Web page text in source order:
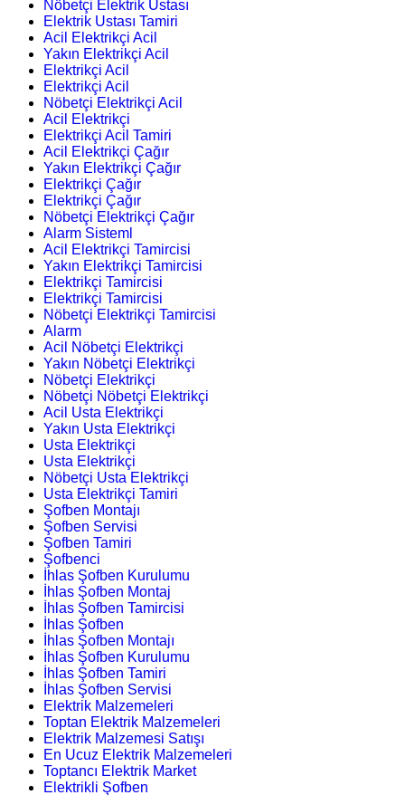
Nöbetçi Elektrik Ustası
Elektrik Ustası Tamiri
Acil Elektrikçi Acil
Yakın Elektrikçi Acil
Elektrikçi Acil
Elektrikçi Acil
Nöbetçi Elektrikçi Acil
Acil Elektrikçi
Elektrikçi Acil Tamiri
Acil Elektrikçi Çağır
Yakın Elektrikçi Çağır
Elektrikçi Çağır
Elektrikçi Çağır
Nöbetçi Elektrikçi Çağır
Alarm Sisteml
Acil Elektrikçi Tamircisi
Yakın Elektrikçi Tamircisi
Elektrikçi Tamircisi
Elektrikçi Tamircisi
Nöbetçi Elektrikçi Tamircisi
Alarm
Acil Nöbetçi Elektrikçi
Yakın Nöbetçi Elektrikçi
Nöbetçi Elektrikçi
Nöbetçi Nöbetçi Elektrikçi
Acil Usta Elektrikçi
Yakın Usta Elektrikçi
Usta Elektrikçi
Usta Elektrikçi
Nöbetçi Usta Elektrikçi
Usta Elektrikçi Tamiri
Şofben Montajı
Şofben Servisi
Şofben Tamiri
Şofbenci
İhlas Şofben Kurulumu
İhlas Şofben Montaj
İhlas Şofben Tamircisi
İhlas Şofben
İhlas Şofben Montajı
İhlas Şofben Kurulumu
İhlas Şofben Tamiri
İhlas Şofben Servisi
Elektrik Malzemeleri
Toptan Elektrik Malzemeleri
Elektrik Malzemesi Satışı
En Ucuz Elektrik Malzemeleri
Toptancı Elektrik Market
Elektrikli Şofben